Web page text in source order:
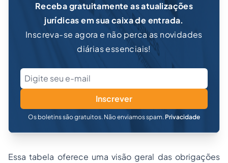
Receba gratuitamente as atualizações
jurídicas em sua caixa de entrada.
Inscreva-se agora e não perca as novidades
diárias essenciais!
Inscrever
Os boletins são gratuitos. Não enviamos spam. Privacidade
Essa tabela oferece uma visão geral das obrigações